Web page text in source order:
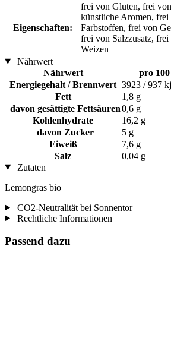
Eigenschaften:
frei von Gluten, frei
künstliche Aromen,
Farbstoffen, frei von
frei von Salzzusatz,
Weizen
Nährwert
Nährwert
pro
Energiegehalt / Brennwert 3923 / 937
Fett
1,8 g
davon gesättigte Fettsäuren0,6 g
Kohlenhydrate
16,2 g
davon Zucker
5 g
Eiweiß
7,6 g
Salz
0,04 g
Zutaten
Lemongras bio
CO2-Neutralität bei Sonnentor
Rechtliche Informationen
Passend dazu